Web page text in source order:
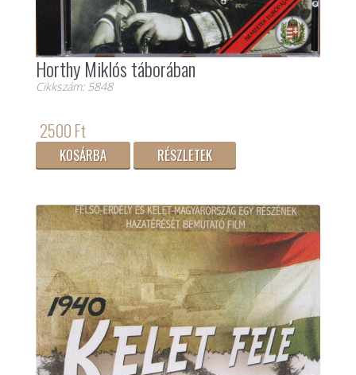
Horthy Miklós táborában
Cikkszám: 5848
2500 Ft
KOSÁRBA RÉSZLETEK